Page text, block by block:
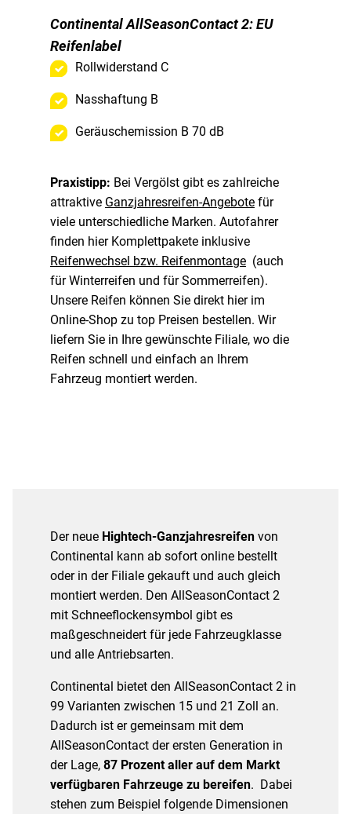
Continental AllSeasonContact 2: EU
Reifenlabel
Rollwiderstand C
Nasshaftung B
Geräuschemission B 70 dB
Praxistipp: Bei Vergölst gibt es zahlreiche
attraktive Ganzjahresreifen-Angebote für
viele unterschiedliche Marken. Autofahrer
finden hier Komplettpakete inklusive
Reifenwechsel bzw. Reifenmontage (auch
für Winterreifen und für Sommerreifen).
Unsere Reifen können Sie direkt hier im
Online-Shop zu top Preisen bestellen. Wir
liefern Sie in Ihre gewünschte Filiale, wo die
Reifen schnell und einfach an Ihrem
Fahrzeug montiert werden.
Der neue Hightech-Ganzjahresreifen von
Continental kann ab sofort online bestellt
oder in der Filiale gekauft und auch gleich
montiert werden. Den AllSeasonContact 2
mit Schneeflockensymbol gibt es
maßgeschneidert für jede Fahrzeugklasse
und alle Antriebsarten.
Continental bietet den AllSeasonContact 2 in
99 Varianten zwischen 15 und 21 Zoll an.
Dadurch ist er gemeinsam mit dem
AllSeasonContact der ersten Generation in
der Lage, 87 Prozent aller auf dem Markt
verfügbaren Fahrzeuge zu bereifen. Dabei
stehen zum Beispiel folgende Dimensionen